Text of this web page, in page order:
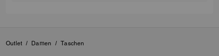
Outlet / Damen / Taschen